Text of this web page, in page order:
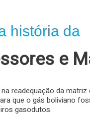
história da
e
readequação da matriz
que o gás boliviano
gasodutos.